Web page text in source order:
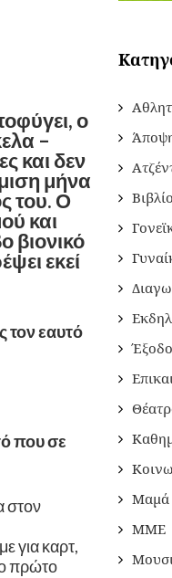
ο
–
και δεν
μήνα
του. Ο
και
βιονικό
εκεί
τον εαυτό
που σε
στον
για καρτ,
πρώτο
Βιβλίο
Μαμά
ΜΜΕ